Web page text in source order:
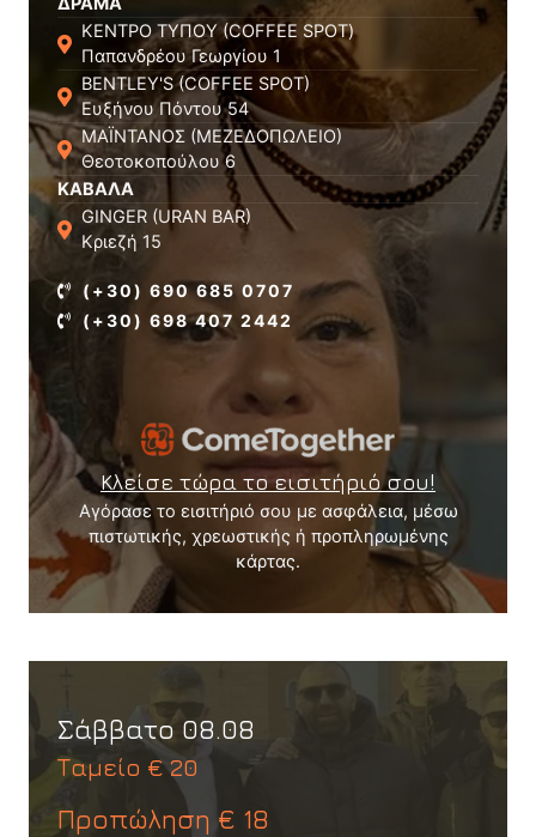
ΚΕΝΤΡΟ ΤΥΠΟΥ (COFFEE SPOT)
Παπανδρέου Γεωργίου 1
BENTLEY'S (COFFEE SPOT)
Ευξήνου Πόντου 54
ΜΑΪΝΤΑΝΟΣ (ΜΕΖΕΔΟΠΩΛΕΙΟ)
Θεοτοκοπούλου 6
ΚΑΒΑΛΑ
GINGER (URAN BAR)
Κριεζή 15
(+30) 690 685 0707
(+30) 698 407 2442
Κλείσε τώρα το εισιτήριό σου!
Αγόρασε το εισιτήριό σου με ασφάλεια, μέσω
πιστωτικής, χρεωστικής ή προπληρωμένης
κάρτας.
Σάββατο 08.08
Ταμείο € 20
Προπώληση € 18